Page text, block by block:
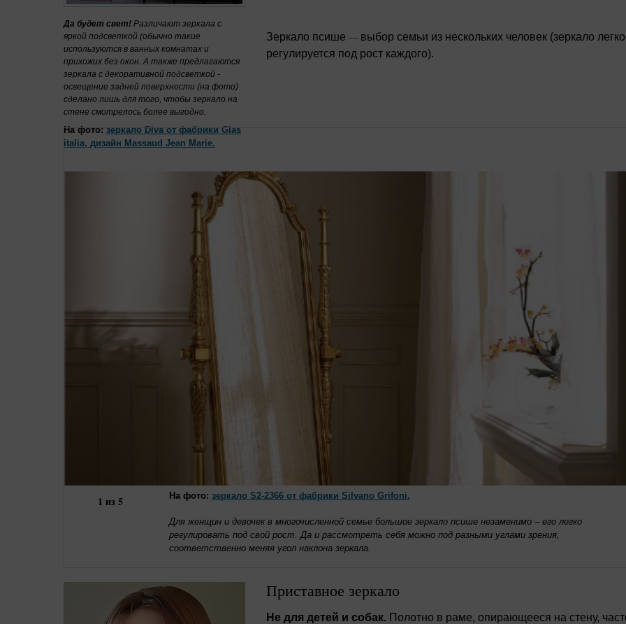
Да будет свет! Различают зеркала с
яркой подсветкой (обычно такие
используются в ванных комнатах и
прихожих без окон. А также предлагаются
зеркала с декоративной подсветкой -
освещение задней поверхности (на фото)
сделано лишь для того, чтобы зеркало на
стене смотрелось более выгодно.
На фото: зеркало Diva от фабрики Glas
italia, дизайн Massaud Jean Marie.
Зеркало псише — выбор семьи из нескольких человек (зеркало легко
регулируется под рост каждого).
1 из 5 На фото: зеркало S2-2366 от фабрики Silvano Grifoni.
Для женщин и девочек в многочисленной семье большое зеркало псише незаменимо – его легко
регулировать под свой рост. Да и рассмотреть себя можно под разными углами зрения,
соответственно меняя угол наклона зеркала.
Приставное зеркало
Не для детей и собак. Полотно в раме, опирающееся на стену,